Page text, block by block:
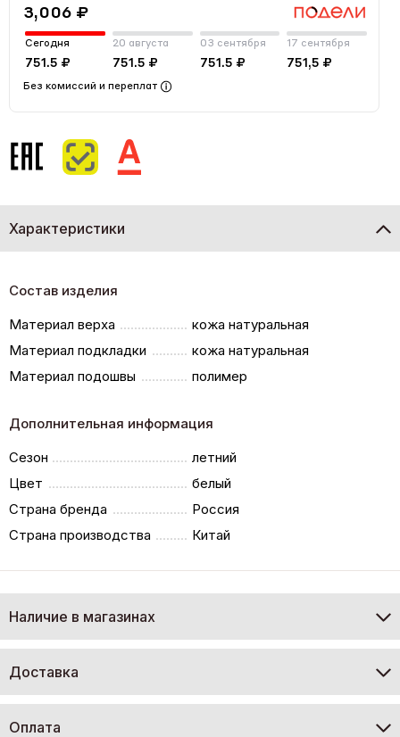
3,006 ₽
Сегодня
751.5 ₽
20 августа
751.5 ₽
03 сентября
751.5 ₽
17 сентября
751,5 ₽
Без комиссий и переплат
Характеристики
Состав изделия
Материал верха
кожа натуральная
Материал подкладки
кожа натуральная
Материал подошвы
полимер
Дополнительная информация
Сезон
летний
Цвет
белый
Страна бренда
Россия
Страна производства
Китай
Наличие в магазинах
Доставка
Оплата